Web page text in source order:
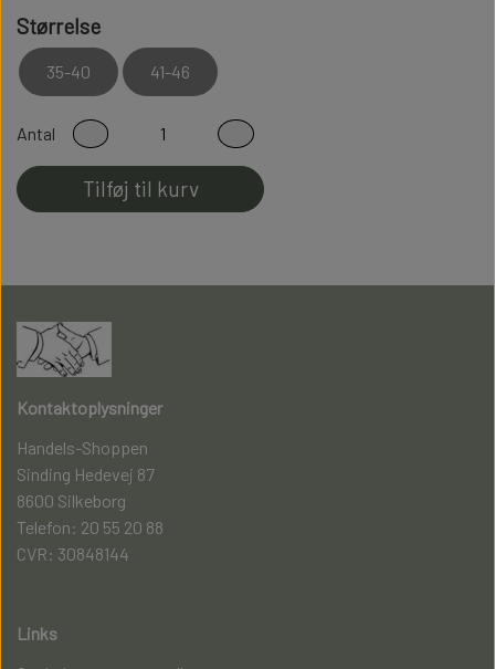
bæredygtighed.
Høj kvalitet er bløde behagelige og holdbare
Modstandsdygtige over for slid
Sidder perfekt på foden
100% Fnullerfri
Størrelse
35-40 41-46
Antal
Tilføj til kurv
Kontaktoplysninger
Handels-Shoppen
Sinding Hedevej 87
8600 Silkeborg
Telefon: 20 55 20 88
CVR: 30848144
Links